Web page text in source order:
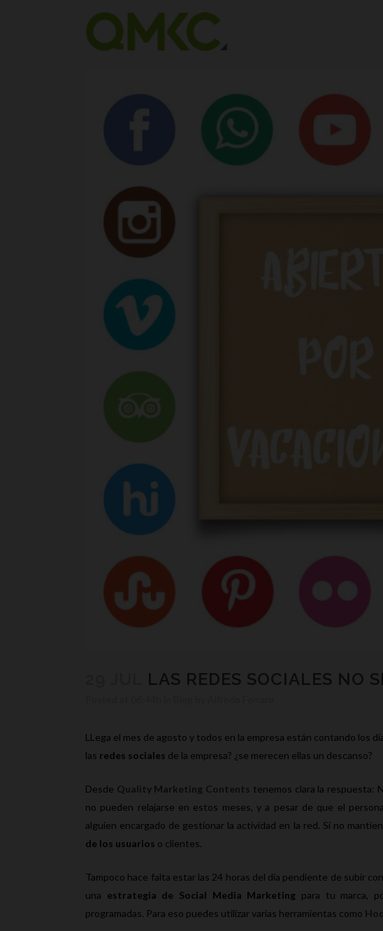
LAS REDES SOCIALES NO
LLega el mes de agosto y todos en la empresa están contando los
las redes sociales de la empresa? ¿se merecen ellas un descanso?
Desde Quality Marketing Contents tenemos clara la respuesta:
no pueden relajarse en estos meses, y a pesar de que el
alguien encargado de gestionar la actividad en la red. Si no
de los usuarios o clientes.
Tampoco hace falta estar las 24 horas del día pendiente de subir
una estrategia de Social Media Marketing para tu marca,
programadas. Para eso puedes utilizar varias herramientas como